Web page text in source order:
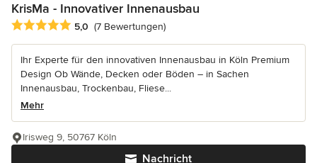
KrisMa - Innovativer Innenausbau
Durchschnittliche Bewertung: 5 von 5 Sternen
5,0 (7 Bewertungen)
Ihr Experte für den innovativen Innenausbau in Köln Premium
Design Ob Wände, Decken oder Böden – in Sachen
Innenausbau, Trockenbau, Fliese...
Mehr
Nachricht
Irisweg 9, 50767 Köln